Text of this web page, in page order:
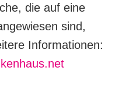
die auf eine
sind,
Informationen: